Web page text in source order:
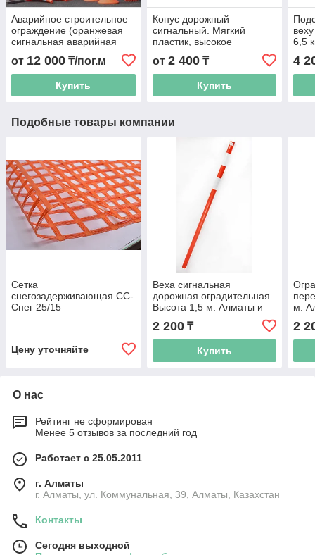
Аварийное строительное
ограждение (оранжевая
сигнальная аварийная
Казахстан
от 12 000 ₸/пог.м
Купить
Конус дорожный
сигнальный. Мягкий
пластик, высокое
Казахстан
от 2 400₸
Купить
6,5
4
Подобные товары компании
Сетка
снегозадерживающая СС-
Снег 25/15
Цену уточняйте
Веха сигнальная
дорожная оградительная.
Высота 1,5 м. Алматы и
Астана (Нур-Султан).
2 200₸
Купить
м.
2
О нас
Рейтинг не сформирован
Менее 5 отзывов за последний год
Работает с 25.05.2011
г. Алматы
г. Алматы, ул. Коммунальная, 39, Алматы, Казахстан
Контакты
Сегодня выходной